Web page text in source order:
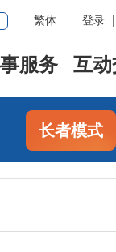
繁体 登录
服务 互
长者模式